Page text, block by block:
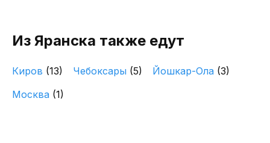
Из Яранска также едут
Киров (13) Чебоксары (5) Йошкар-Ола (3)
Москва (1)